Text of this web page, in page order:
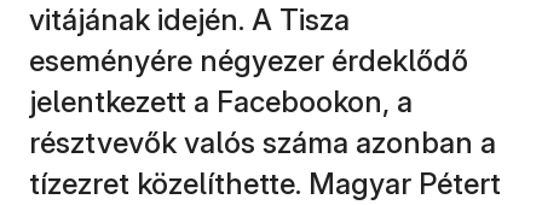
vitájának idején. A Tisza
eseményére négyezer érdeklődő
jelentkezett a Facebookon, a
résztvevők valós száma azonban a
tízezret közelíthette. Magyar Pétert